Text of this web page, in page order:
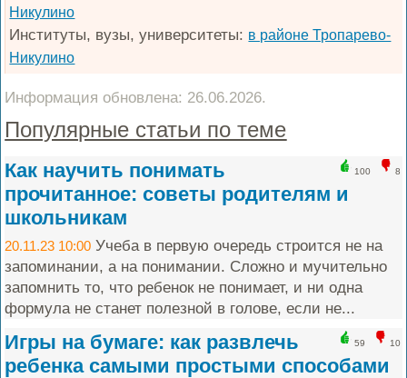
Никулино
Институты, вузы, университеты: в районе Тропарево-
Никулино
Информация обновлена: 26.06.2026.
Популярные статьи по теме
100 8
Как научить понимать
прочитанное: советы родителям и
школьникам
20.11.23 10:00 Учеба в первую очередь строится не на
запоминании, а на понимании. Сложно и мучительно
запомнить то, что ребенок не понимает, и ни одна
формула не станет полезной в голове, если не...
59 10
Игры на бумаге: как развлечь
ребенка самыми простыми способами